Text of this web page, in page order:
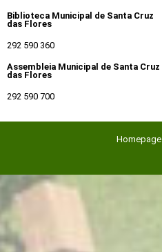
Biblioteca Municipal de Santa Cruz
das Flores
292 590 360
Assembleia Municipal de Santa Cruz
das Flores
292 590 700
Homepage